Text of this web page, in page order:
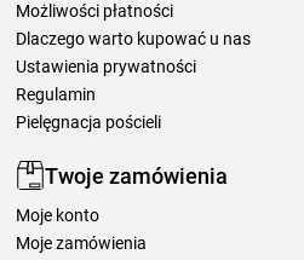
Możliwości płatności
Dlaczego warto kupować u nas
Ustawienia prywatności
Regulamin
Pielęgnacja pościeli
Twoje zamówienia
Moje konto
Moje zamówienia